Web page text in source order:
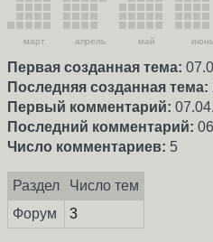
март апрель май июнь
Первая созданная тема:
Последняя созданная тема:
Первый комментарий:
Последний комментарий:
Число комментариев: 5
Раздел
Число тем
Форум
3